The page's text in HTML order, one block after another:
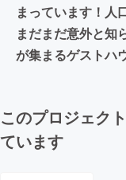
まっています！人
まだまだ意外と知
が集まるゲストハ
このプロジェク
ています